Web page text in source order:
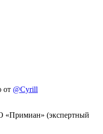
от @Cyrill
«Примиан» (экспертный